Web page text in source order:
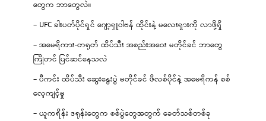
တွေက ဘာတွေလဲ။
– UFC ခါးပတ်ပိုင်ရှင် ဂျော့ရှူဝါဗန် ထိုင်းနဲ့ မလေးရှားကို လာဖို့ရှိ
– အမေရိကား-တရုတ် ထိပ်သီး အစည်းအဝေး မတိုင်ခင် ဘာတွေ
ကြိုတင် ပြင်ဆင်နေသလဲ
– ပီကင်း ထိပ်သီး ဆွေးနွေးပွဲ မတိုင်ခင် ဖိလစ်ပိုင်နဲ့ အမေရိကန် စစ်
လေ့ကျင့်မှု
– ယူကရိန်း ဒရုန်းတွေက စစ်ပွဲတွေအတွက် ခေတ်သစ်တစ်ခု